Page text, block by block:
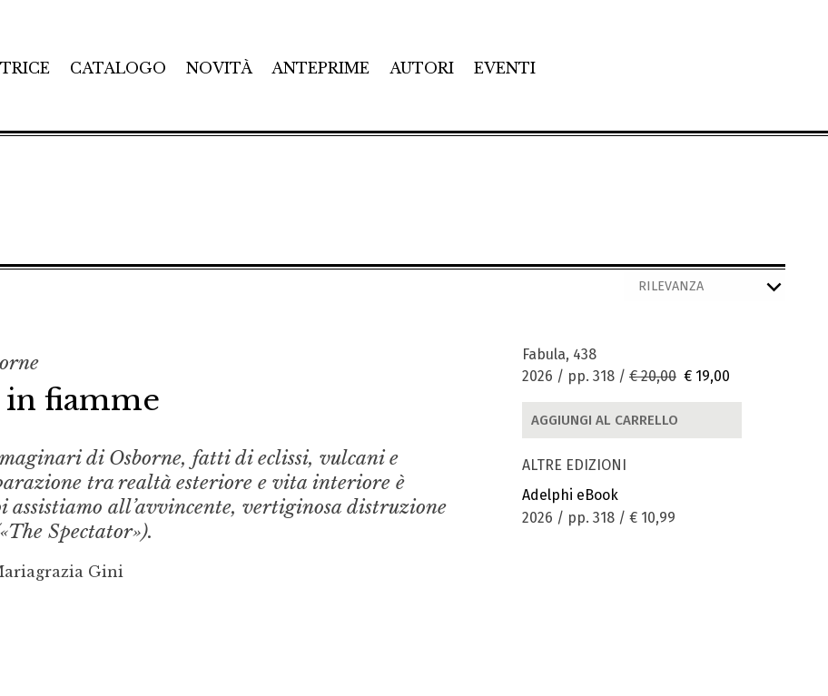
CATALOGO NOVITÀ ANTEPRIME AUTORI EVENTI
in fiamme
di Osborne, fatti di eclissi, vulcani e
tra realtà esteriore e vita interiore è
assistiamo all’avvincente, vertiginosa distruzione
Spectator»).
Gini
Fabula, 438
2026 / pp. 318 / € 20,00 € 19,00
AGGIUNGI AL CARRELLO
ALTRE EDIZIONI
Adelphi eBook
2026 / pp. 318 / € 10,99